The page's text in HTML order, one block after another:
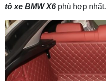
tô xe BMW X6 phù hợp nhất.